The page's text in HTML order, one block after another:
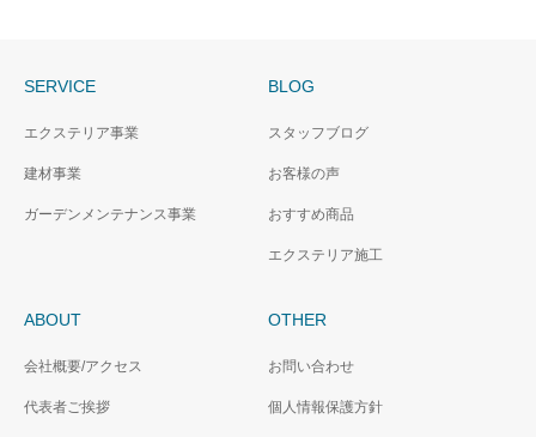
SERVICE
エクステリア事業
建材事業
ガーデンメンテナンス事業
BLOG
スタッフブログ
お客様の声
おすすめ商品
エクステリア施工
ABOUT
会社概要/アクセス
代表者ご挨拶
OTHER
お問い合わせ
個人情報保護方針